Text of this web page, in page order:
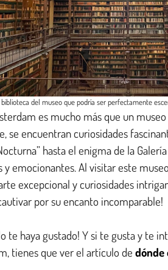
biblioteca del museo que podría ser perfectamente
es mucho más que un
se encuentran curiosidades
hasta el enigma de la
y emocionantes. Al visitar este
excepcional y curiosidades
por su encanto incomparable!
te haya gustado! Y si te gusta y te
tienes que ver el artículo de dónde